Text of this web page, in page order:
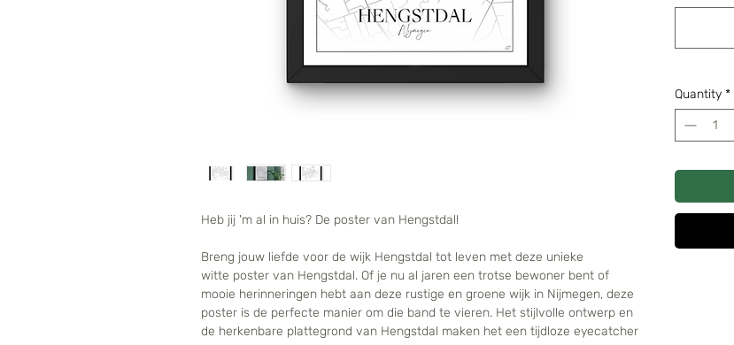
Heb jij 'm al in huis? De poster van Hengstdal!
Breng jouw liefde voor de wijk Hengstdal tot leven met deze unieke
witte poster van Hengstdal. Of je nu al jaren een trotse bewoner bent of
mooie herinneringen hebt aan deze rustige en groene wijk in Nijmegen, deze
poster is de perfecte manier om die band te vieren. Het stijlvolle ontwerp en
de herkenbare plattegrond van Hengstdal maken het een tijdloze eyecatcher
Quantity *